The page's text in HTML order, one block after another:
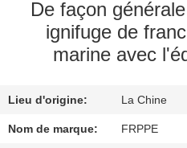
D'USINE
DE
QUALITÉ
De façon
ignifuge de
marine avec
Lieu d'origine: La Chine
Nom de marque: FRPPE